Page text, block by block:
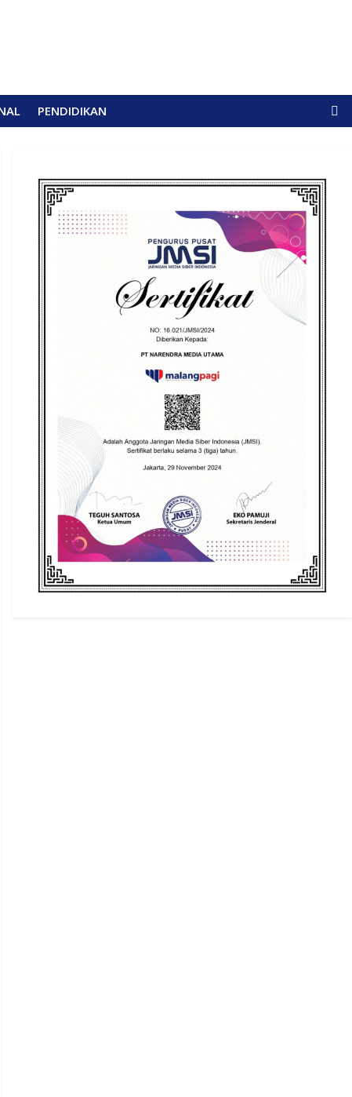
PENDIDIKAN